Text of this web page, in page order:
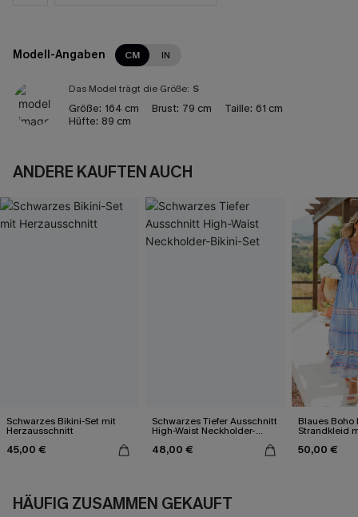
Modell-Angaben CM IN
Das Model trägt die Größe: S
Größe: 164 cm Brust: 79 cm Taille: 61 cm
Hüfte: 89 cm
ANDERE KAUFTEN AUCH
Schwarzes Bikini-Set mit
Herzausschnitt
45,00 €
Schwarzes Tiefer Ausschnitt
High-Waist Neckholder-
Bikini-Set
48,00 €
Blaues Boho
Strandkleid
50,00 €
HÄUFIG ZUSAMMEN GEKAUFT